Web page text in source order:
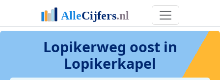
Lopikerweg oost in
Lopikerkapel